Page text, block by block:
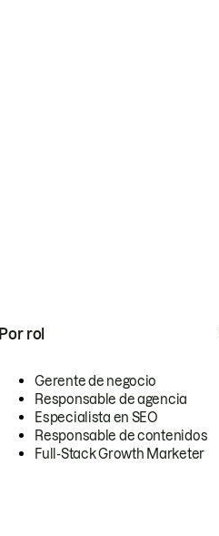
Por rol
Gerente de negocio
Responsable de agencia
Especialista en SEO
Responsable de contenidos
Full-Stack Growth Marketer